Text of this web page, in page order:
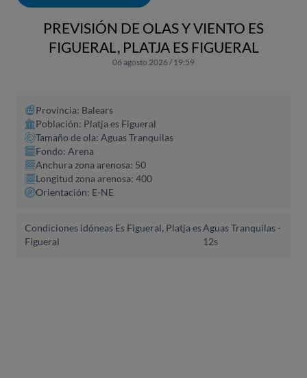
PREVISIÓN DE OLAS Y VIENTO ES
FIGUERAL, PLATJA ES FIGUERAL
06 agosto 2026 / 19:59
Provincia: Balears
Población: Platja es Figueral
Tamaño de ola: Aguas Tranquilas
Fondo: Arena
Anchura zona arenosa: 50
Longitud zona arenosa: 400
Orientación: E-NE
Condiciones idóneas Es Figueral, Platja es
Figueral
Aguas Tranquilas -
12s